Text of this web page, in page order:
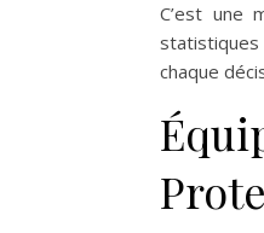
C’est une
statistiques
chaque